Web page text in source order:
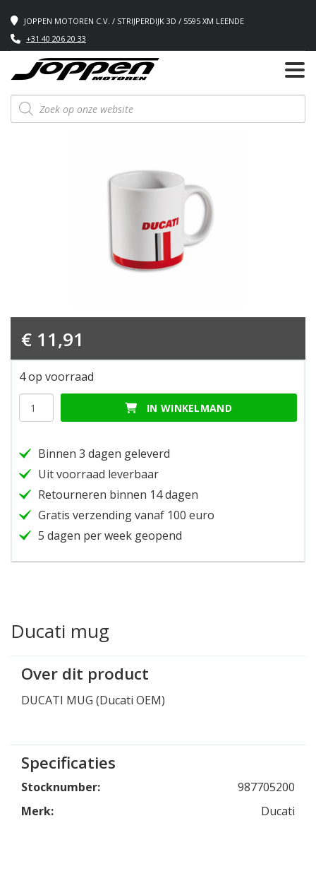
JOPPEN MOTOREN C.V. / STRIJPERDIJK 3D / 5595 XM LEENDE
+31 40 206 20 33
Producten
zoeken
Ducati mug
Over dit product
DUCATI MUG (Ducati OEM)
Specificaties
Stocknumber:
987705200
Merk:
Ducati
€ 11,91
4 op voorraad
Ducati
mug
IN WINKELMAND
Binnen 3 dagen geleverd
Uit voorraad leverbaar
Retourneren binnen 14 dagen
Gratis verzending vanaf 100 euro
5 dagen per week geopend